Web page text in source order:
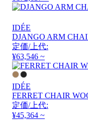
IDÉE
DJANGO ARM
定価/上代:
¥63,546 ~
IDÉE
FERRET CHAIR
定価/上代:
¥45,364 ~